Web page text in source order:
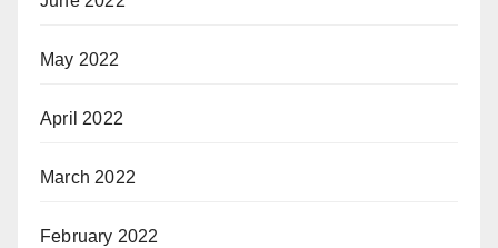
May 2022
April 2022
March 2022
February 2022